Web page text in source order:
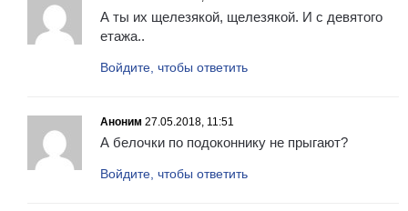
А ты их щелезякой, щелезякой. И с девятого
етажа..
Войдите, чтобы ответить
Аноним 27.05.2018, 11:51
А белочки по подоконнику не прыгают?
Войдите, чтобы ответить